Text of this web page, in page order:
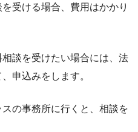
受ける場合、費用はかかり
談を受けたい場合には、法
申込みをします。
の事務所に行くと、相談を